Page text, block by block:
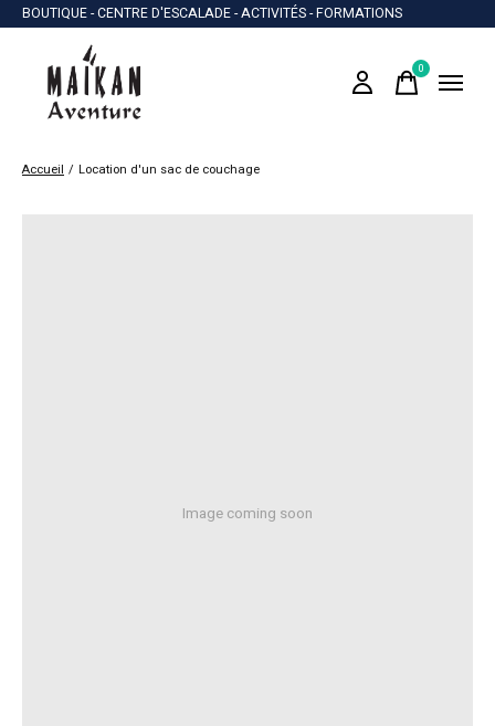
BOUTIQUE - CENTRE D'ESCALADE - ACTIVITÉS - FORMATIONS
0items
Accueil / Location d'un sac de couchage
Image coming soon